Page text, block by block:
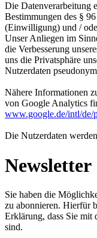
Die Datenverarbeitung
Bestimmungen des §
(Einwilligung) und /
Unser Anliegen im
die Verbesserung
uns die Privatsphäre
Nutzerdaten
Nähere Informationen
von Google Analytics
www.google.de/intl/de/
Die Nutzerdaten
Newsletter
Sie haben die
zu abonnieren. Hierfür
Erklärung, dass Sie mit
sind.